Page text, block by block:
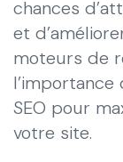
chances
et
moteurs de
SEO pour
votre site.